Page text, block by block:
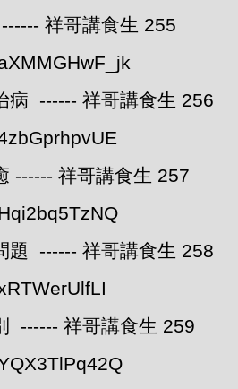
祥哥講食生 255
病 ------ 祥哥講食生 256
------ 祥哥講食生 257
題 ------ 祥哥講食生 258
------ 祥哥講食生 259